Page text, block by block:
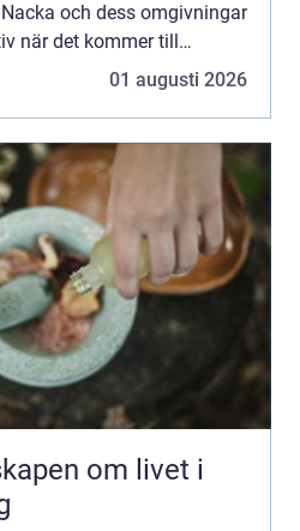
och dess omgivningar
när det kommer till
01 augusti 2026